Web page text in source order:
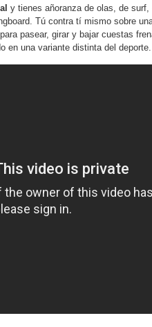
y tienes añoranza de olas, de
Tú contra tí mismo sobre
pasear, girar y bajar cuestas
en una variante distinta del deporte.